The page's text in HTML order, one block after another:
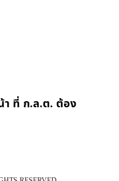
า ที่ ก.ล.ต. ต้อง